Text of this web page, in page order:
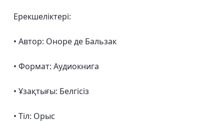
Ерекшеліктері:
• Автор: Оноре де Бальзак
• Формат: Аудиокнига
• Ұзақтығы: Белгісіз
• Тіл: Орыс